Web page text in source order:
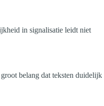
in signalisatie leidt niet
belang dat teksten duidelijk